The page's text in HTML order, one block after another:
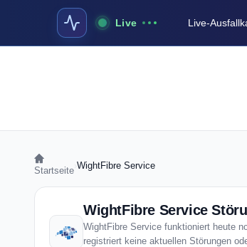
Live Live-
Startseite WightFibre Service
WightFibre Service
WightFibre Service funktioniert heute
registriert keine aktuellen Störungen